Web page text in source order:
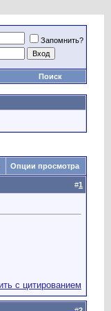
Запомнить?
Поиск
Опции просмотра
#1